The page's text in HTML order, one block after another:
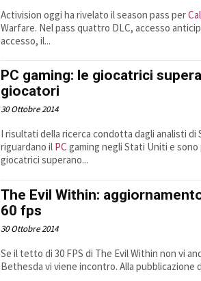
Activision oggi ha rivelato il season pass per
Warfare. Nel pass quattro DLC, accesso
accesso, il...
PC gaming: le giocatrici
giocatori
30 Ottobre 2014
I risultati della ricerca condotta dagli analisti di
riguardano il PC gaming negli Stati Uniti e
giocatrici superano...
The Evil Within:
60 fps
30 Ottobre 2014
Se il tetto di 30 FPS di The Evil Within non vi
Bethesda vi viene incontro. Alla pubblicazione